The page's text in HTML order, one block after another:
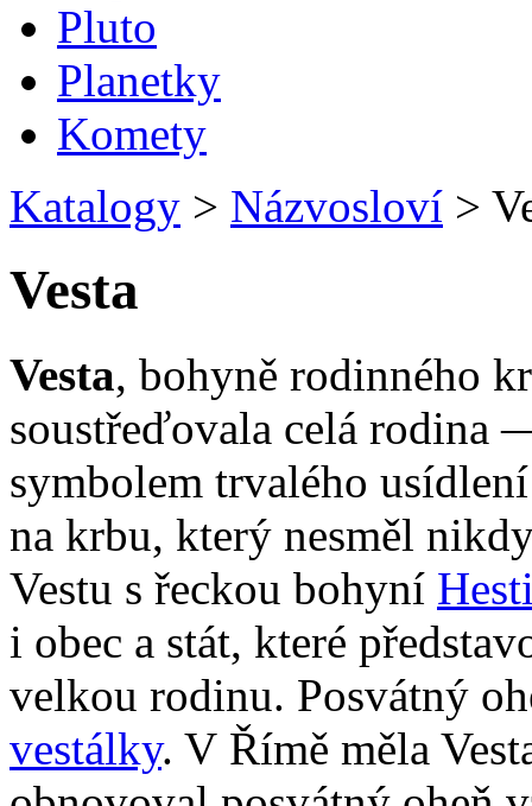
Pluto
Planetky
Komety
Katalogy > Názvosloví >
Vesta
Vesta, bohyně rodinného
soustřeďovala celá rodina
symbolem trvalého
na krbu, který nesměl
Vestu s řeckou bohyní
i obec a stát, které
velkou rodinu. Posvátný
vestálky. V Římě měla